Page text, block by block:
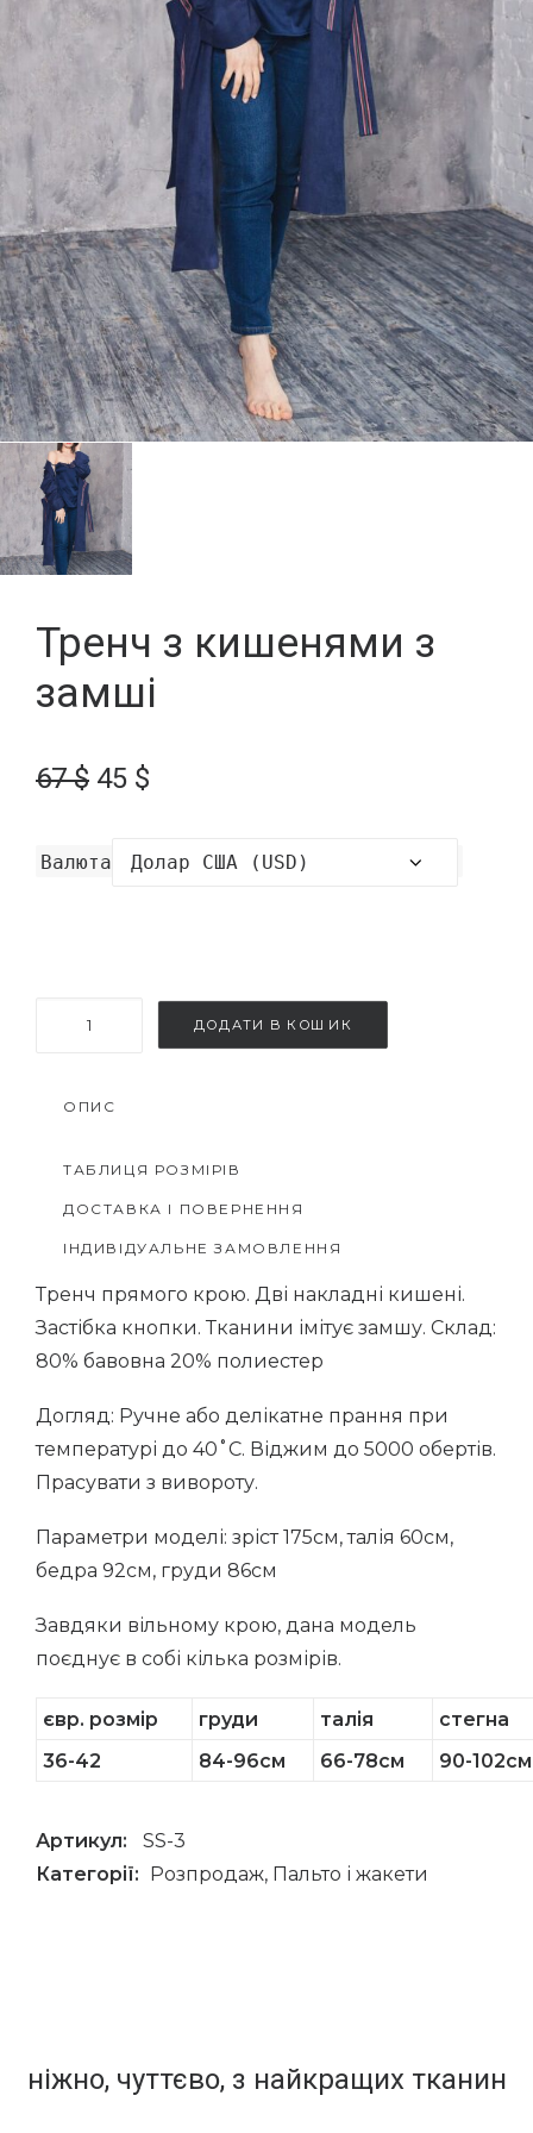
Тренч з кишенями з
замші
67$ Оригінальна
45 $
Валюта
кількість
ДОДАТИ В КОШИК
ОПИС
ТАБЛИЦЯ РОЗМІРІВ
ДОСТАВКА І ПОВЕРНЕННЯ
ІНДИВІДУАЛЬНЕ ЗАМОВЛЕННЯ
Тренч прямого крою. Дві накладні кишені.
Застібка кнопки. Тканини імітує замшу. Склад:
80% бавовна 20% полиестер
Догляд: Ручне або делікатне прання при
температурі до 40˚С. Віджим до 5000 обертів.
Прасувати з вивороту.
Параметри моделі: зріст 175см, талія 60см,
бедра 92см, груди 86см
Завдяки вільному крою, дана модель
поєднує в собі кілька розмірів.
євр. розмір груди талія
стегна
36-42
84-96см 66-78см 90-102см
Артикул:
SS-3
Категорії: Розпродаж, Пальто і жакети
ніжно, чуттєво, з найкращих тканин